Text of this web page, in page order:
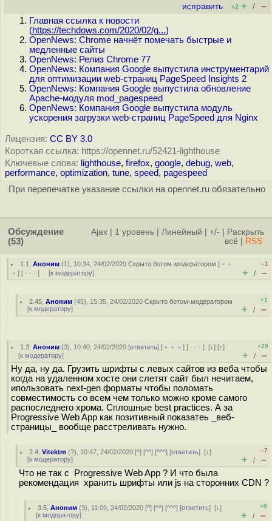
исправить +2 + / –
Главная ссылка к новости
(https://techdows.com/2020/02/g...)
OpenNews: Chrome начнёт помечать быстрые и
медленные сайты
OpenNews: Релиз Chrome 77
OpenNews: Компания Google выпустила инструментарий
для оптимизации web-страниц PageSpeed Insights 2
OpenNews: Компания Google выпустила обновление
Apache-модуля mod_pagespeed
OpenNews: Компания Google выпустила модуль
ускорения загрузки web-страниц PageSpeed для Nginx
Лицензия: CC BY 3.0
Короткая ссылка: https://opennet.ru/52421-lighthouse
Ключевые слова: lighthouse, firefox, google, debug, web,
performance, optimization, tune, speed, pagespeed
При перепечатке указание ссылки на opennet.ru обязательно
Обсуждение
(53)
Ajax 1 уровень Линейный +/-
Раскрыть
всё
RSS
1.1 ,Аноним (1), 10:34, 24/02/2020Скрыто ботом-модератором [ ﹢﹢
﹢ ] [ · · · ] [к модератору]
–1
+ / –
2.45 ,Аноним (45), 15:35, 24/02/2020Скрыто ботом-модератором
[к модератору]
+1
+ / –
1.3 ,Аноним (3), 10:40, 24/02/2020 [ответить] [ ﹢﹢﹢] [ · · ·][↓] [↑]
[к модератору]
+29
+ / –
Ну да, ну да. Грузить шрифты с левых сайтов из веба чтобы
когда на удаленном хосте они слетят сайт был нечитаем,
ипользовать next-gen форматы чтобы поломать
совместимость со всем чем только можно кроме самого
распоследнего хрома. Сплошные best practices. А за
Progressive Web App как позитивный показатеь _веб-
страницы_ вообще расстреливать нужно.
2.4 ,Vitektm (?), 10:47, 24/02/2020 [^] [^^] [^^^] [ответить][↓]
[к модератору]
–7
+ / –
Что не так с Progressive Web App ? И что была
рекомендация хранить шрифты или js на сторонних CDN ?
3.5 ,Аноним (3), 11:09, 24/02/2020 [^] [^^] [^^^] [ответить][↓]
[к модератору]
+8
+ / –